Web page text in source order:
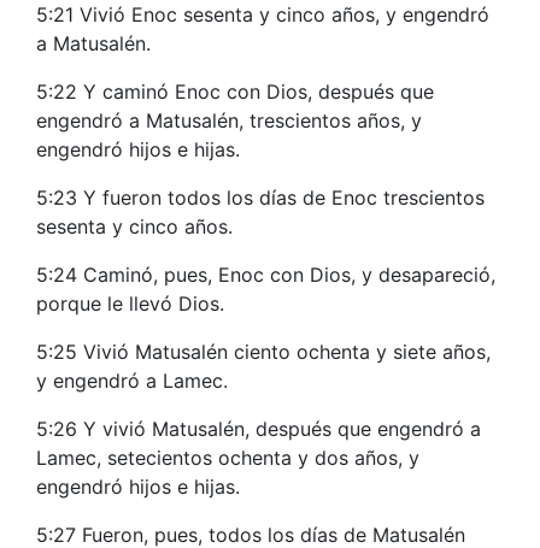
5:21 Vivió Enoc sesenta y cinco años, y engendró
a Matusalén.
5:22 Y caminó Enoc con Dios, después que
engendró a Matusalén, trescientos años, y
engendró hijos e hijas.
5:23 Y fueron todos los días de Enoc trescientos
sesenta y cinco años.
5:24 Caminó, pues, Enoc con Dios, y desapareció,
porque le llevó Dios.
5:25 Vivió Matusalén ciento ochenta y siete años,
y engendró a Lamec.
5:26 Y vivió Matusalén, después que engendró a
Lamec, setecientos ochenta y dos años, y
engendró hijos e hijas.
5:27 Fueron, pues, todos los días de Matusalén